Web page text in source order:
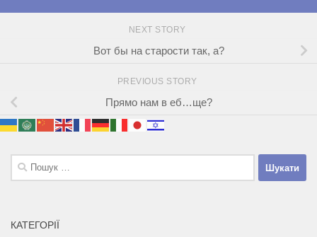
NEXT STORY
Вот бы на старости так, а?
PREVIOUS STORY
Прямо нам в еб…ще?
Пошук:
КАТЕГОРІЇ